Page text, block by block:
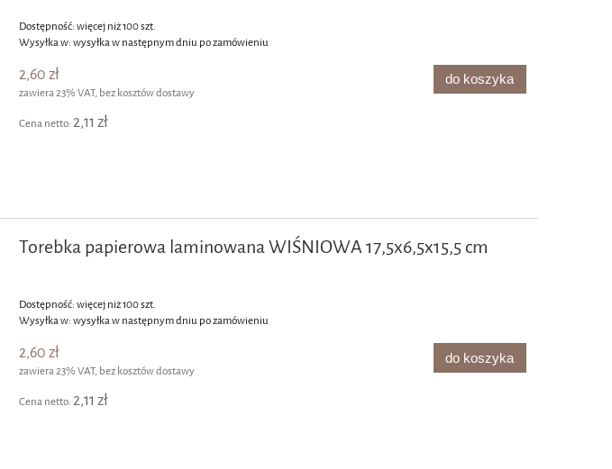
Dostępność:więcej niż 100 szt.
Wysyłka w:wysyłka w następnym dniu po zamówieniu
2,60 zł
zawiera 23% VAT, bez kosztów dostawy
Cena netto: 2,11 zł
do koszyka
Torebka papierowa laminowana WIŚNIOWA 17,5x6,5x15,5 cm
Dostępność:więcej niż 100 szt.
Wysyłka w:wysyłka w następnym dniu po zamówieniu
2,60 zł
zawiera 23% VAT, bez kosztów dostawy
Cena netto: 2,11 zł
do koszyka